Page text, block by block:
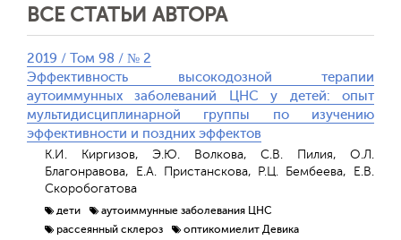
ВСЕ СТАТЬИ АВТОРА
2019 / Том 98 / № 2
Эффективность высокодозной терапии
аутоиммунных заболеваний ЦНС у детей: опыт
мультидисциплинарной группы по изучению
эффективности и поздних эффектов
К.И. Киргизов, Э.Ю. Волкова, С.В. Пилия, О.Л.
Благонравова, Е.А. Пристанскова, Р.Ц. Бембеева, Е.В.
Скоробогатова
дети
аутоиммунные заболевания ЦНС
рассеянный склероз
оптикомиелит Девика